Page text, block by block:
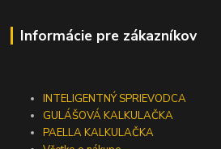
Informácie pre zákazníkov
INTELIGENTNÝ SPRIEVODCA
GULÁŠOVÁ KALKULAČKA
PAELLA KALKULAČKA